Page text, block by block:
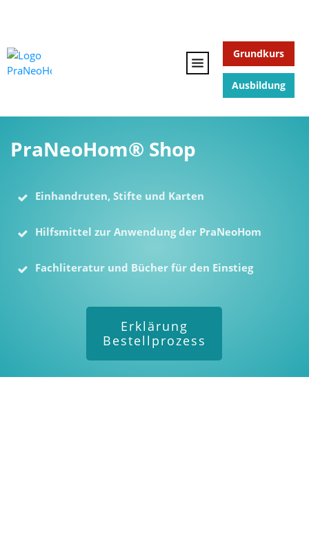
Grundkurs
Ausbildung
PraNeoHom® Shop
Einhandruten, Stifte und Karten
Hilfsmittel zur Anwendung der PraNeoHom
Fachliteratur und Bücher für den Einstieg
Erklärung
Bestellprozess